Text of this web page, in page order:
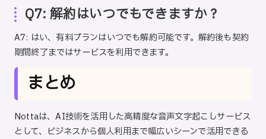
Q7: 解約はいつでもできますか？
A7: はい、有料プランはいつでも解約可能です。解約後も契約
期間終了まではサービスを利用できます。
まとめ
Nottaは、AI技術を活用した高精度な音声文字起こしサービス
として、ビジネスから個人利用まで幅広いシーンで活用できる